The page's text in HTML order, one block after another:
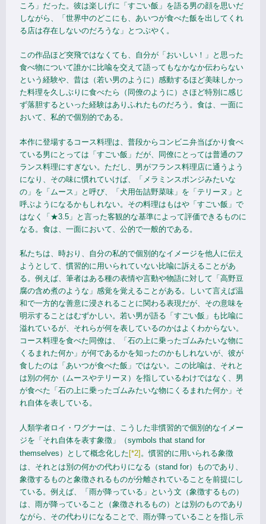
ころ」だった。彼は楽しげに「すごい飯」を語る男の顔を思いだ
しながら、「世界中のどこにも、あいつが食べた飯を出してくれ
る店は存在しないのだろうな」とつぶやく。
この作品ほど突飛ではなくても、自分が「おいしい！」と思った
食べ物について誰かに比喩を交えて語ってもなかなか伝わらない
という経験や、昔は（若い男のように）感動するほど美味しかっ
た料理を久しぶりに食べたら（同僚のように）さほど特別に感じ
ず落胆するといった経験はありふれたものだろう。食は、一面に
おいて、私的で個別的である。
本作に登場するコース料理は、普段からコンビニ弁当ばかり食べ
ている男にとっては「すごい飯」だが、同僚にとっては普通のフ
ランス料理にすぎない。ただし、男がフランス料理店に通うよう
になり、その味に慣れていけば、「メラミンスポンジみたいな
の」を「ムース」と呼び、「犬用缶詰野菜味」を「テリーヌ」と
呼ぶようになるかもしれない。その料理はもはや「すごい飯」で
はなく「★3.5」と言った客観的な基準によって評価できるものに
なる。食は、一面において、公的で一般的である。
私たちは、時おり、自分の私的で個別的なイメージを他人に伝え
ようとして、慣習的に用いられていない比喩に訴えることがあ
る。例えば、筆者はある種の表情や言動や物語に対して「高野豆
腐の含め煮のような」感覚を覚えることがある。しいて言えば温
和で一方的な善意に浸されることに関わる表現だが、その意味を
明示することはむずかしい。若い男が語る「すごい飯」も比喩に
溢れているが、それらが何を表しているのかはよくわからない。
コース料理を食べた同僚は、「石の上に乗ったゴムみたいな物に
くるまれた何か」が何であるかを知ったのかもしれないが、彼が
食したのは「あいつが食べた飯」ではない。この比喩は、それと
は別の何か（ムースやテリーヌ）を指しているわけではなく、男
が食べた「石の上に乗ったゴムみたいな物にくるまれた何か」そ
れ自体を表している。
人類学者ロイ・ワグナーは、こうした非慣習的で個別的なイメー
ジを「それ自体を表す象徴」（symbols that stand for
themselves）として概念化した [*2] 。慣習的に用いられる象徴
は、それとは別の何かの代わりになる（stand for）ものであり、
象徴するものと象徴されるものが分離されていることを前提にし
ている。例えば、「雨が降っている」という文（象徴するもの）
は、雨が降っていること（象徴されるもの）とは別のものであり
ながら、その代わりになることで、雨が降っていることを指し示